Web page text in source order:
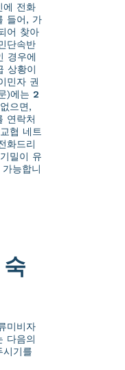
에 전화
들어, 가
어 찾아
단속반
경우에
상황이
민자 권
)에는 2
으면,
연락처
협 네트
화드리
밀이 유
능합니
미비자
다음의
시기를